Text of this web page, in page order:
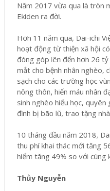
Năm 2017 vừa qua là tròn
Ekiden ra đời.
Hơn 11 năm qua, Dai-ichi
hoạt động từ thiện xã hội
đóng góp lên đến hơn 26
mắt cho bệnh nhân nghèo,
sạch cho các trường học
nông thôn, hiến máu nhân
sinh nghèo hiếu học,
đình bị bão lũ, trao tặng
10 tháng đầu năm 2018,
thu phí khai thác mới tăng
hiểm tăng 49% so với cùng
Thủy Nguyễn